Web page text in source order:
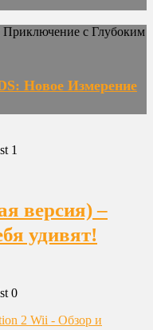
Новое Измерение
1
версия) –
удивят!
0